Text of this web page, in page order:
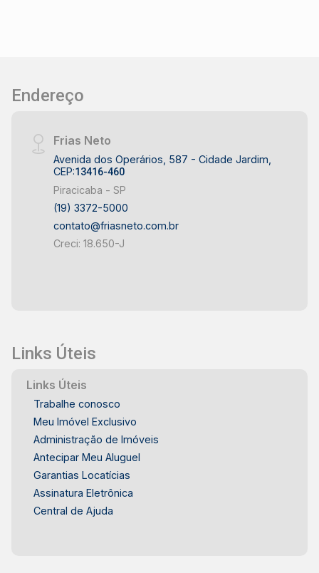
Endereço
Frias Neto
Avenida dos Operários, 587 - Cidade Jardim,
CEP:13416-460
Piracicaba - SP
(19) 3372-5000
contato@friasneto.com.br
Creci: 18.650-J
Links Úteis
Links Úteis
Trabalhe conosco
Meu Imóvel Exclusivo
Administração de Imóveis
Antecipar Meu Aluguel
Garantias Locatícias
Assinatura Eletrônica
Central de Ajuda